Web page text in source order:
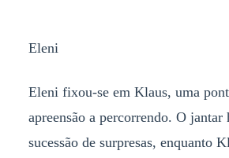
Eleni
Eleni fixou-se em Klaus, uma
apreensão a percorrendo. O jantar
sucessão de surpresas, enquanto